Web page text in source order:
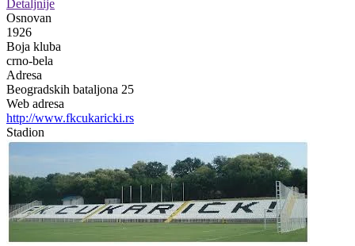
Detaljnije
Osnovan
1926
Boja kluba
crno-bela
Adresa
Beogradskih bataljona 25
Web adresa
http://www.fkcukaricki.rs
Stadion